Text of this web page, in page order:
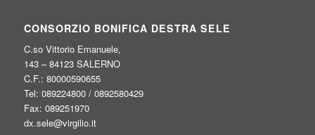
CONSORZIO BONIFICA DESTRA SELE
C.so Vittorio Emanuele,
143 – 84123 SALERNO
C.F.: 80000590655
Tel: 089224800 / 0892580429
Fax: 089251970
dx.sele@virgilio.it